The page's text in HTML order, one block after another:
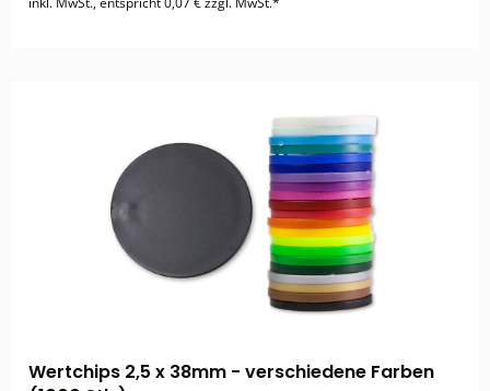
Wertchips 2,5 x 38mm - verschiedene Farben